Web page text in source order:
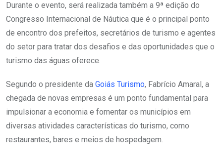
Durante o evento, será realizada também a 9ª edição do
Congresso Internacional de Náutica que é o principal ponto
de encontro dos prefeitos, secretários de turismo e agentes
do setor para tratar dos desafios e das oportunidades que o
turismo das águas oferece.
Segundo o presidente da Goiás Turismo, Fabrício Amaral, a
chegada de novas empresas é um ponto fundamental para
impulsionar a economia e fomentar os municípios em
diversas atividades características do turismo, como
restaurantes, bares e meios de hospedagem.